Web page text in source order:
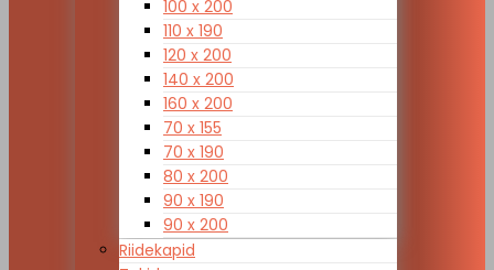
100 x 200
110 x 190
120 x 200
140 x 200
160 x 200
70 x 155
70 x 190
80 x 200
90 x 190
90 x 200
Riidekapid